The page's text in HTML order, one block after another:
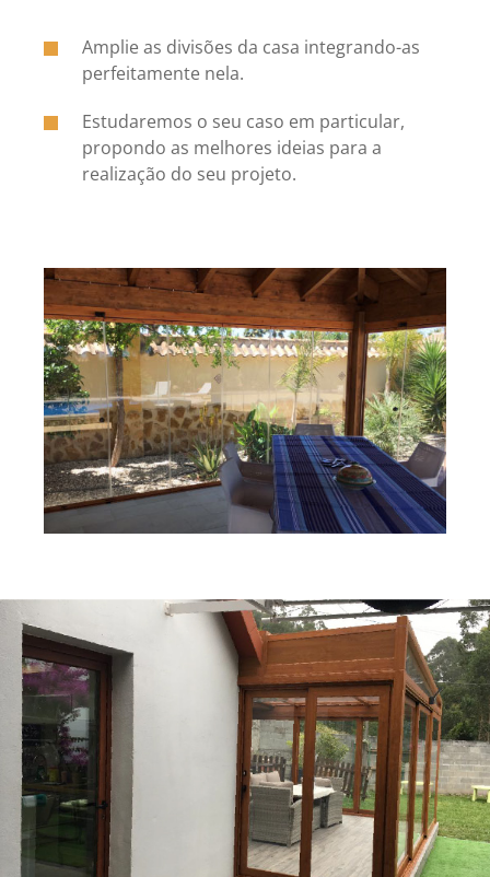
Amplie as divisões da casa integrando-as
perfeitamente nela.
Estudaremos o seu caso em particular,
propondo as melhores ideias para a
realização do seu projeto.